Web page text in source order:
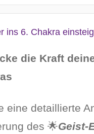
ins 6. Chakra
die Kraft
eine detaillierte
des 🌟Geist-